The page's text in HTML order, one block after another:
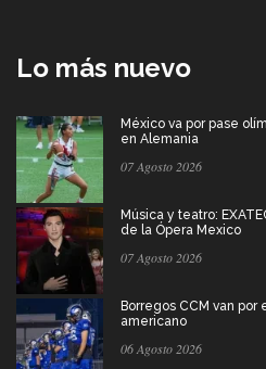
Lo más nuevo
México va por pase
en Alemania
07 Agosto 2026
Música y teatro:
de la Ópera Mexico
07 Agosto 2026
Borregos CCM van
americano
06 Agosto 2026